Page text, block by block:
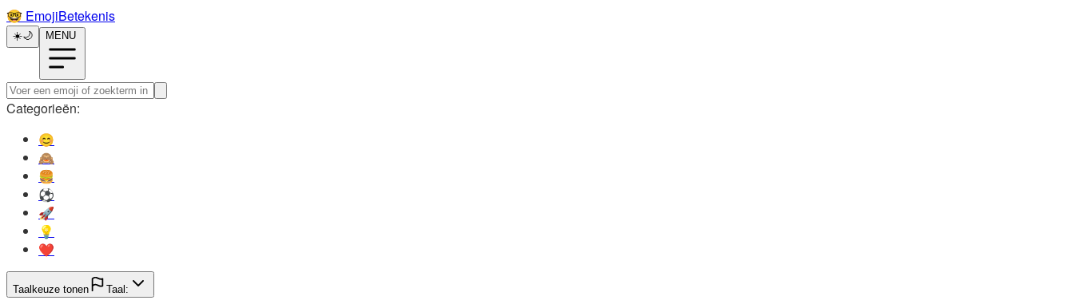
🤓️ EmojiBetekenis
☀️🌙 MENU
Categorieën:
😊️
🙈️
🍔️
⚽️
🚀️
💡️
❤️
Taalkeuze tonen Taal: